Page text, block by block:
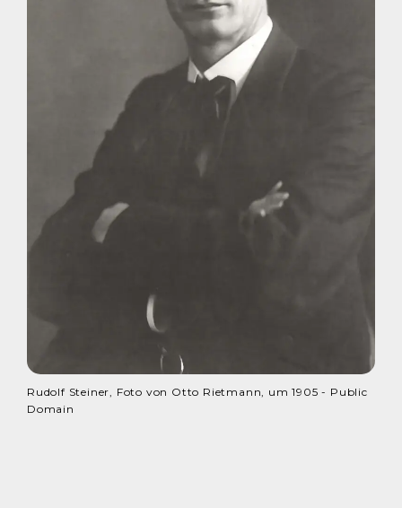
Rudolf Steiner, Foto von Otto Rietmann, um 1905 - Public
Domain